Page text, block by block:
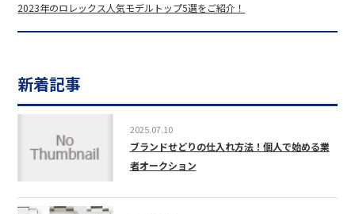
2023年のロレックス人気モデルトップ5選をご紹介！
新着記事
2025.07.10
ブランドせどりの仕入れ方法！個人で始める業
者オークション